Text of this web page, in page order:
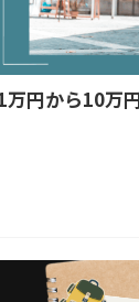
円から10万